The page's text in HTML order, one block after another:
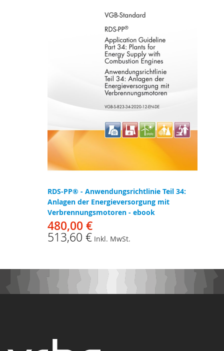
RDS-PP® - Anwendungsrichtlinie Teil 34:
Anlagen der Energieversorgung mit
Verbrennungsmotoren - ebook
480,00 €
513,60 € Inkl. MwSt.